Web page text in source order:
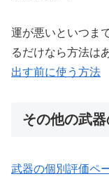
運が悪いといつま
るだけなら方法は
出す前に使う方法
その他の武
武器の個別評価ペ